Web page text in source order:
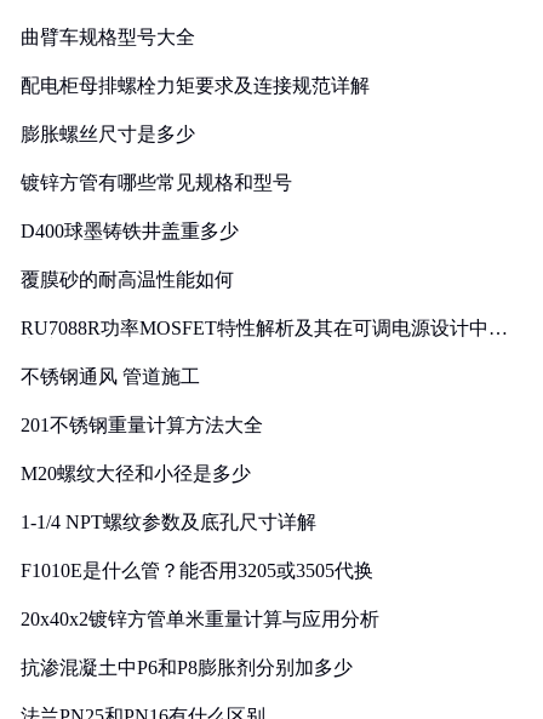
曲臂车规格型号大全
配电柜母排螺栓力矩要求及连接规范详解
膨胀螺丝尺寸是多少
镀锌方管有哪些常见规格和型号
D400球墨铸铁井盖重多少
覆膜砂的耐高温性能如何
RU7088R功率MOSFET特性解析及其在可调电源设计中的
不锈钢通风 管道施工
201不锈钢重量计算方法大全
M20螺纹大径和小径是多少
1-1/4 NPT螺纹参数及底孔尺寸详解
F1010E是什么管？能否用3205或3505代换
20x40x2镀锌方管单米重量计算与应用分析
抗渗混凝土中P6和P8膨胀剂分别加多少